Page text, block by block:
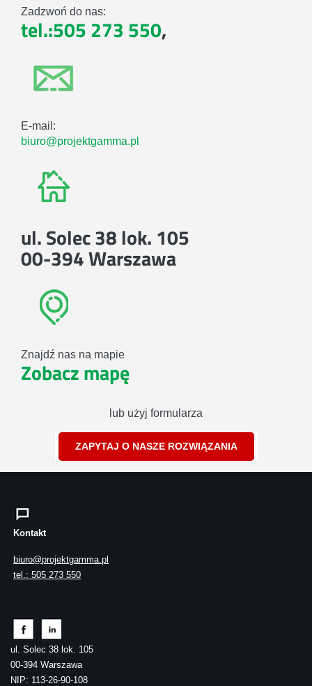
Zadzwoń do nas:
tel.:505 273 550,
E-mail:
biuro@projektgamma.pl
ul. Solec 38 lok. 105
00-394 Warszawa
Znajdź nas na mapie
Zobacz mapę
lub użyj formularza
ZAPYTAJ O NASZE ROZWIĄZANIA
Kontakt
biuro@projektgamma.pl
tel.: 505 273 550
ul. Solec 38 lok. 105
00-394 Warszawa
NIP: 113-26-90-108